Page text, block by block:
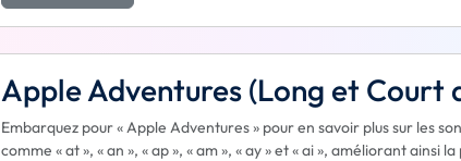
Apple Adventures (Long et Court
Embarquez pour « Apple Adventures » pour en savoir plus sur les
comme « at », « an », « ap », « am », « ay » et « ai », améliorant